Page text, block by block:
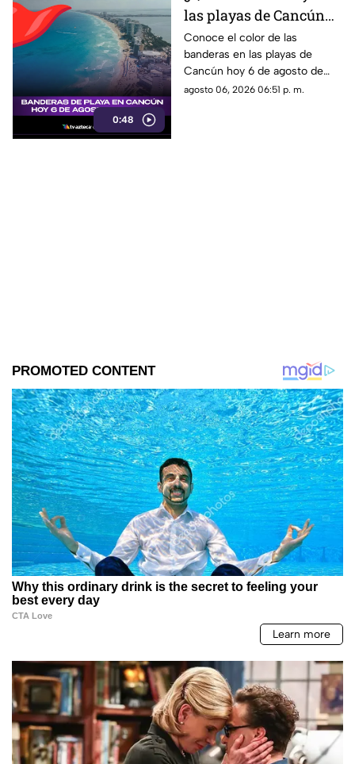
0:48
las playas de Cancún
hoy 6 de agosto de
2026? Consulta el
reporte actualizado
Conoce el color de las
banderas en las playas de
Cancún hoy 6 de agosto de
2026 y qué significan para los
agosto 06, 2026 06:51 p. m.